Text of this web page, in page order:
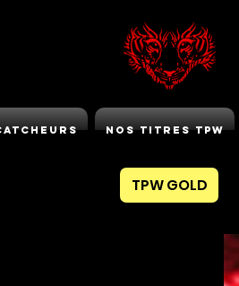
Nos Titres TPW
TPW GOLD